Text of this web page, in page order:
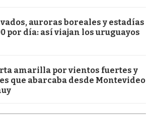
auroras boreales y estadías
por día: así viajan los uruguayos
amarilla por vientos fuertes y
que abarcaba desde Montevideo